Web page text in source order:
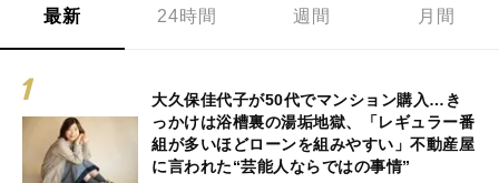
最新 24時間 週間 月間
大久保佳代子が50代でマンション購入…き
っかけは浴槽裏の湯垢地獄、「レギュラー番
組が多いほどローンを組みやすい」不動産屋
に言われた“芸能人ならではの事情”